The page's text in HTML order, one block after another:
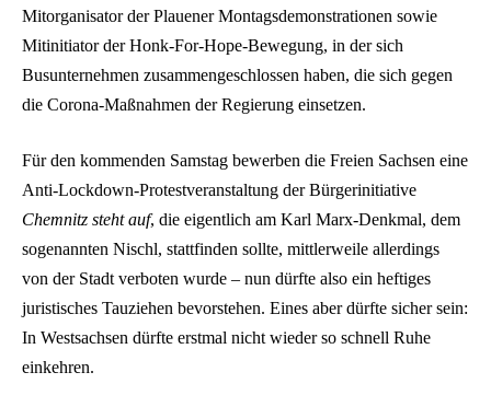
Mitorganisator der Plauener Montagsdemonstrationen sowie
Mitinitiator der Honk-For-Hope-Bewegung, in der sich
Busunternehmen zusammengeschlossen haben, die sich gegen
die Corona-Maßnahmen der Regierung einsetzen.
Für den kommenden Samstag bewerben die Freien Sachsen eine
Anti-Lockdown-Protestveranstaltung der Bürgerinitiative
Chemnitz steht auf, die eigentlich am Karl Marx-Denkmal, dem
sogenannten Nischl, stattfinden sollte, mittlerweile allerdings
von der Stadt verboten wurde – nun dürfte also ein heftiges
juristisches Tauziehen bevorstehen. Eines aber dürfte sicher sein:
In Westsachsen dürfte erstmal nicht wieder so schnell Ruhe
einkehren.